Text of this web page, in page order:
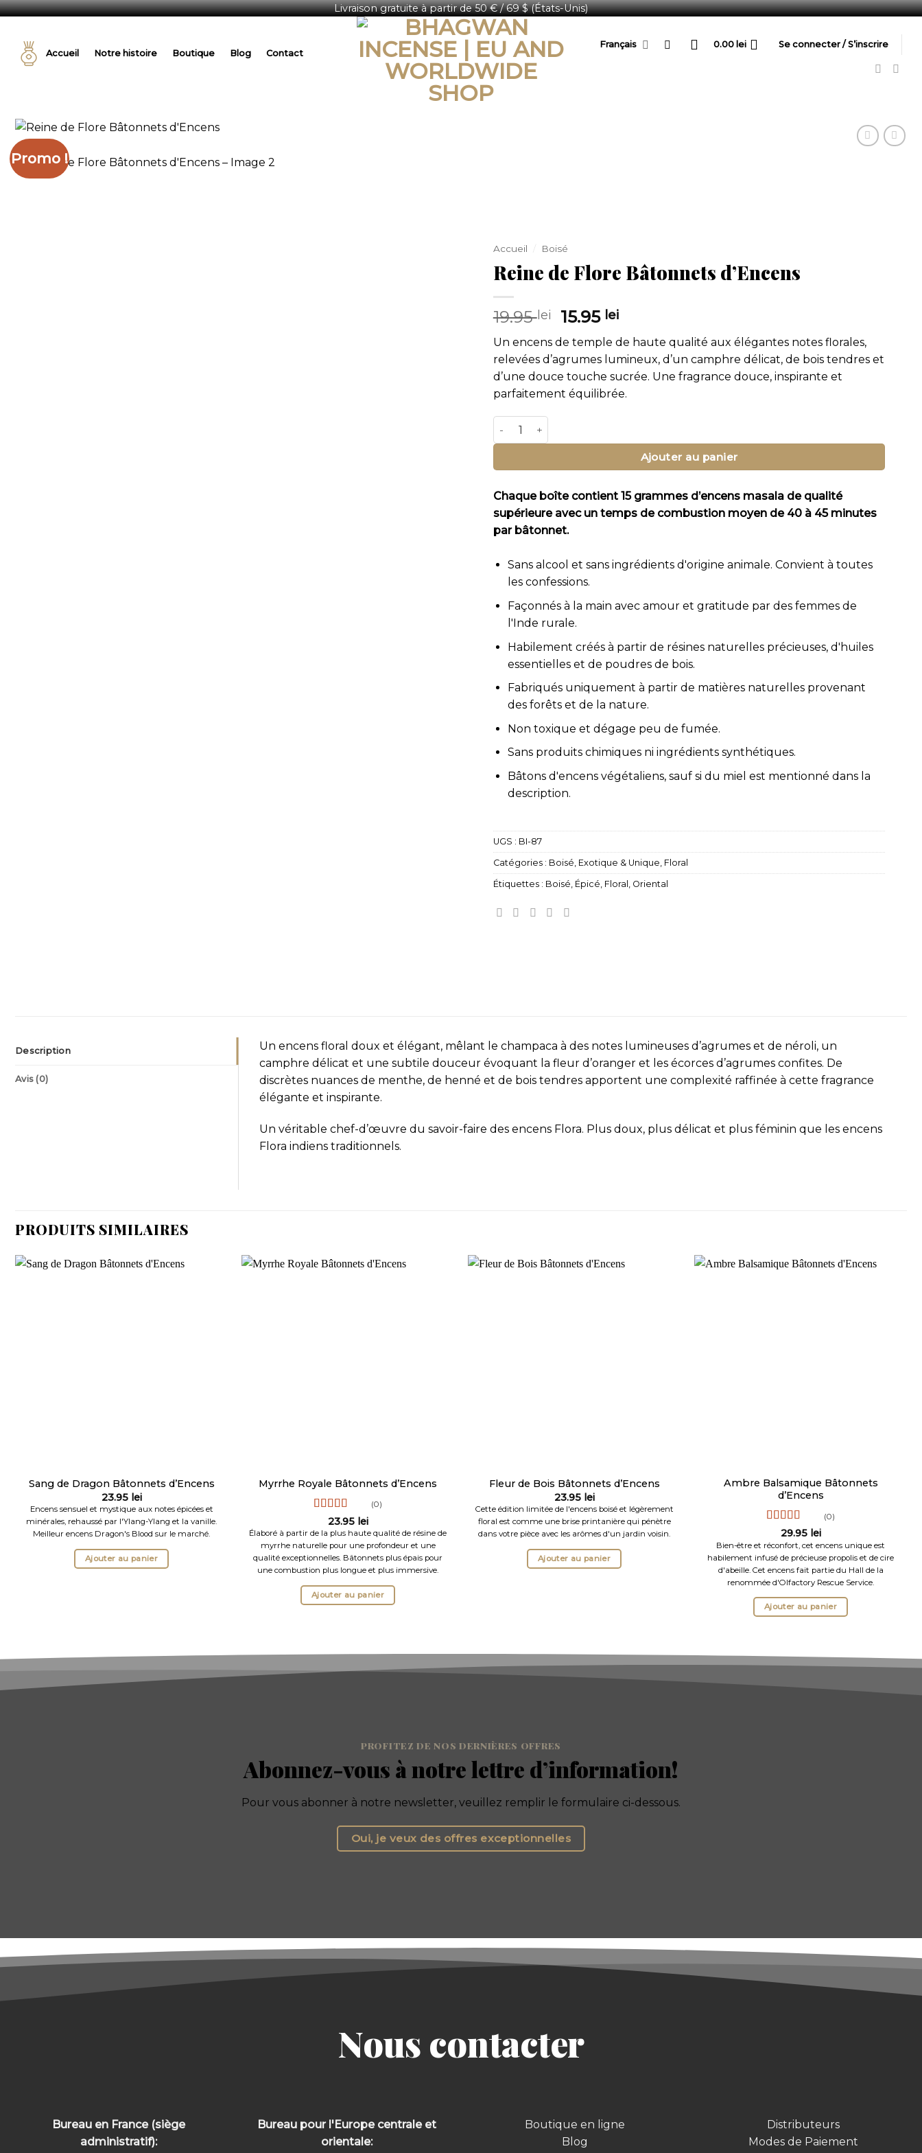
Livraison gratuite à partir de 50 € / 69 $ (États-Unis)
contenuAccueil Notre histoire Boutique Blog Contact
Français 0.00 lei Se connecter / S’inscrire
Promo !
Accueil Boisé
Reine de Flore Bâtonnets d’Encens
19.95lei
Le
prix
initial
était :
19.95 lei.
15.95 leiLe
prix
actuel
est :
15.95 lei.
Un encens de temple de haute qualité aux élégantes notes florales,
relevées d’agrumes lumineux, d’un camphre délicat, de bois tendres et
d’une douce touche sucrée. Une fragrance douce, inspirante et
parfaitement équilibrée.
quantité de Reine de Flore Bâtonnets d'Encens
Ajouter au panier
Chaque boîte contient 15 grammes d’encens masala de qualité
supérieure avec un temps de combustion moyen de 40 à 45 minutes
par bâtonnet.
Sans alcool et sans ingrédients d'origine animale. Convient à toutes
les confessions.
Façonnés à la main avec amour et gratitude par des femmes de
l'Inde rurale.
Habilement créés à partir de résines naturelles précieuses, d'huiles
essentielles et de poudres de bois.
Fabriqués uniquement à partir de matières naturelles provenant
des forêts et de la nature.
Non toxique et dégage peu de fumée.
Sans produits chimiques ni ingrédients synthétiques.
Bâtons d'encens végétaliens, sauf si du miel est mentionné dans la
description.
UGS : BI-87
Catégories : Boisé Exotique & Unique Floral
Étiquettes : Boisé Épicé Floral Oriental
Description
Avis (0)
Un encens floral doux et élégant, mêlant le champaca à des notes lumineuses d’agrumes et de néroli, un
camphre délicat et une subtile douceur évoquant la fleur d’oranger et les écorces d’agrumes confites. De
discrètes nuances de menthe, de henné et de bois tendres apportent une complexité raffinée à cette fragrance
élégante et inspirante.
Un véritable chef-d’œuvre du savoir-faire des encens Flora. Plus doux, plus délicat et plus féminin que les encens
Flora indiens traditionnels.
PRODUITS SIMILAIRES
Sang de Dragon Bâtonnets d’Encens
23.95 lei
Encens sensuel et mystique aux notes épicées et
minérales, rehaussé par l'Ylang-Ylang et la vanille.
Meilleur encens Dragon's Blood sur le marché.
Ajouter au panier
Myrrhe Royale Bâtonnets d’Encens
Note5sur 5
(0)
23.95 lei
Élaboré à partir de la plus haute qualité de résine de
myrrhe naturelle pour une profondeur et une
qualité exceptionnelles. Bâtonnets plus épais pour
une combustion plus longue et plus immersive.
Ajouter au panier
Fleur de Bois Bâtonnets d’Encens
23.95 lei
Cette édition limitée de l'encens boisé et légèrement
floral est comme une brise printanière qui pénètre
dans votre pièce avec les arômes d'un jardin voisin.
Ajouter au panier
Ambre Balsamique Bâtonnets
d’Encens
Note5sur 5
(0)
29.95 lei
Bien-être et réconfort, cet encens unique est
habilement infusé de précieuse propolis et de cire
d'abeille. Cet encens fait partie du Hall de la
renommée d'Olfactory Rescue Service.
Ajouter au panier
PROFITEZ DE NOS DERNIÈRES OFFRES
Abonnez-vous à notre lettre d’information!
Pour vous abonner à notre newsletter, veuillez remplir le formulaire ci-dessous.
Oui, je veux des offres exceptionnelles
Nous contacter
Bureau en France (siège
administratif):
Bureau pour l'Europe centrale et
orientale:
Boutique en ligne
Blog
Distributeurs
Modes de Paiement